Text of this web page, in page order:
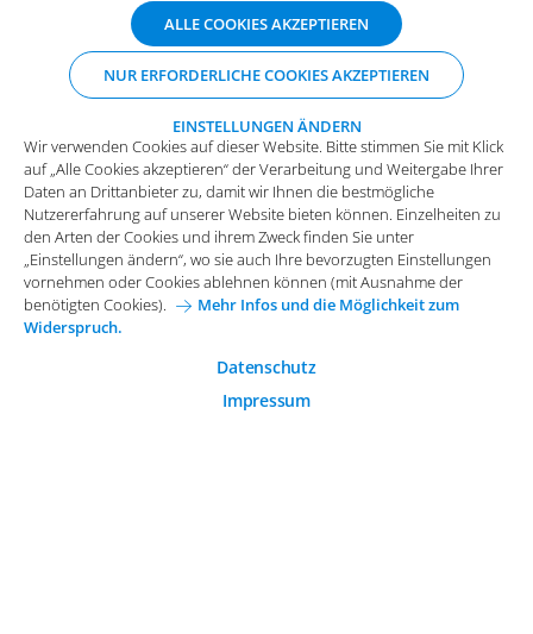
Impressum Datenschutz
Allgemeine Einkaufsbedingungen
Karriere bei Arvato Systems Kontakt
Wir verwenden Cookies auf dieser Website. Bitte stimmen Sie mit Klick
auf „Alle Cookies akzeptieren“ der Verarbeitung und Weitergabe Ihrer
Daten an Drittanbieter zu, damit wir Ihnen die bestmögliche
Nutzererfahrung auf unserer Website bieten können. Einzelheiten zu
den Arten der Cookies und ihrem Zweck finden Sie unter
„Einstellungen ändern“, wo sie auch Ihre bevorzugten Einstellungen
vornehmen oder Cookies ablehnen können (mit Ausnahme der
benötigten Cookies).
Mehr Infos und die Möglichkeit zum
Widerspruch.
Datenschutz
Impressum
ALLE COOKIES AKZEPTIEREN
NUR ERFORDERLICHE COOKIES AKZEPTIEREN
EINSTELLUNGEN ÄNDERN
Wir verwenden Cookies auf dieser Website. Bitte stimmen Sie mit Klick
auf „Alle Cookies akzeptieren“ der Verarbeitung und Weitergabe Ihrer
Daten an Drittanbieter zu, damit wir Ihnen die bestmögliche
Nutzererfahrung auf unserer Website bieten können. Einzelheiten zu
den Arten der Cookies und ihrem Zweck finden Sie unter
„Einstellungen ändern“, wo sie auch Ihre bevorzugten Einstellungen
vornehmen oder Cookies ablehnen können (mit Ausnahme der
benötigten Cookies).
Mehr Infos und die Möglichkeit zum
Widerspruch.
Funktionale Cookies
Diese Cookies sind essenziell wichtig für die einwandfreie
Funktion der Website.
Analytische Cookies
Analytische Cookies werden verwendet, um das